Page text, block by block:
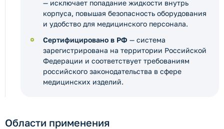
— исключает попадание жидкости внутрь
корпуса, повышая безопасность оборудования
и удобство для медицинского персонала.
Сертифицировано в РФ — система
зарегистрирована на территории Российской
Федерации и соответствует требованиям
российского законодательства в сфере
медицинских изделий.
Области применения